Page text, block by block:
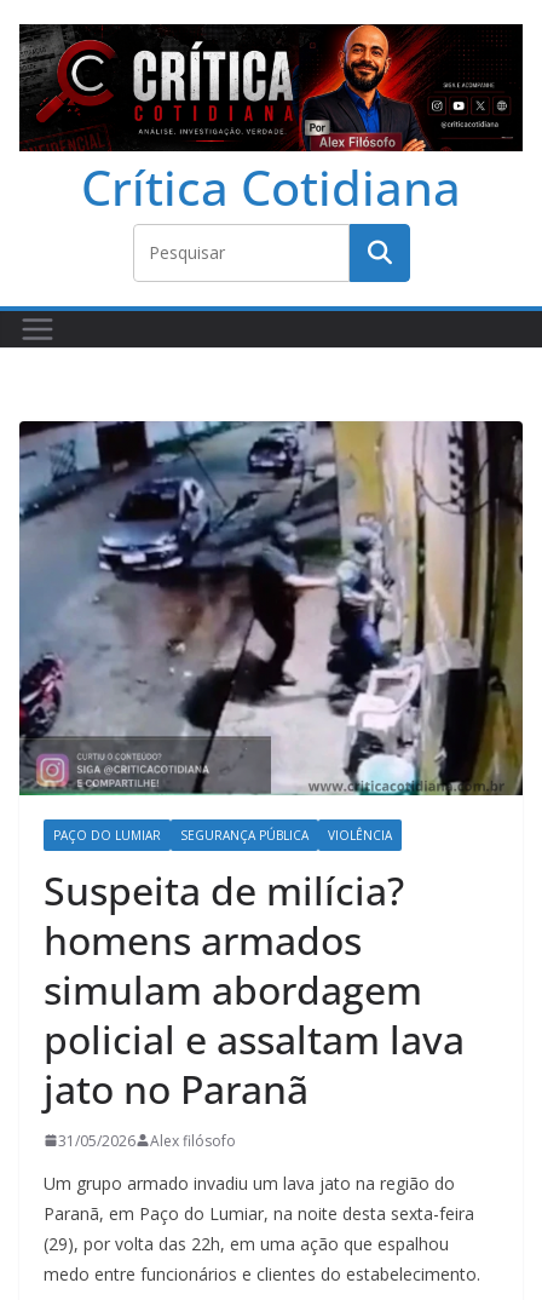
Crítica Cotidiana
PAÇO DO LUMIAR SEGURANÇA PÚBLICA VIOLÊNCIA
Suspeita de milícia?
homens armados
simulam abordagem
policial e assaltam lava
jato no Paranã
31/05/2026 Alex filósofo
Um grupo armado invadiu um lava jato na região do
Paranã, em Paço do Lumiar, na noite desta sexta-feira
(29), por volta das 22h, em uma ação que espalhou
medo entre funcionários e clientes do estabelecimento.